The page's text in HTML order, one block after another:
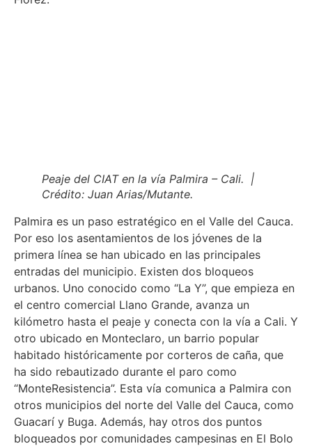
Peaje del CIAT en la vía Palmira – Cali. |
Crédito: Juan Arias/Mutante.
Palmira es un paso estratégico en el Valle del Cauca.
Por eso los asentamientos de los jóvenes de la
primera línea se han ubicado en las principales
entradas del municipio. Existen dos bloqueos
urbanos. Uno conocido como “La Y”, que empieza en
el centro comercial Llano Grande, avanza un
kilómetro hasta el peaje y conecta con la vía a Cali. Y
otro ubicado en Monteclaro, un barrio popular
habitado históricamente por corteros de caña, que
ha sido rebautizado durante el paro como
“MonteResistencia”. Esta vía comunica a Palmira con
otros municipios del norte del Valle del Cauca, como
Guacarí y Buga. Además, hay otros dos puntos
bloqueados por comunidades campesinas en El Bolo